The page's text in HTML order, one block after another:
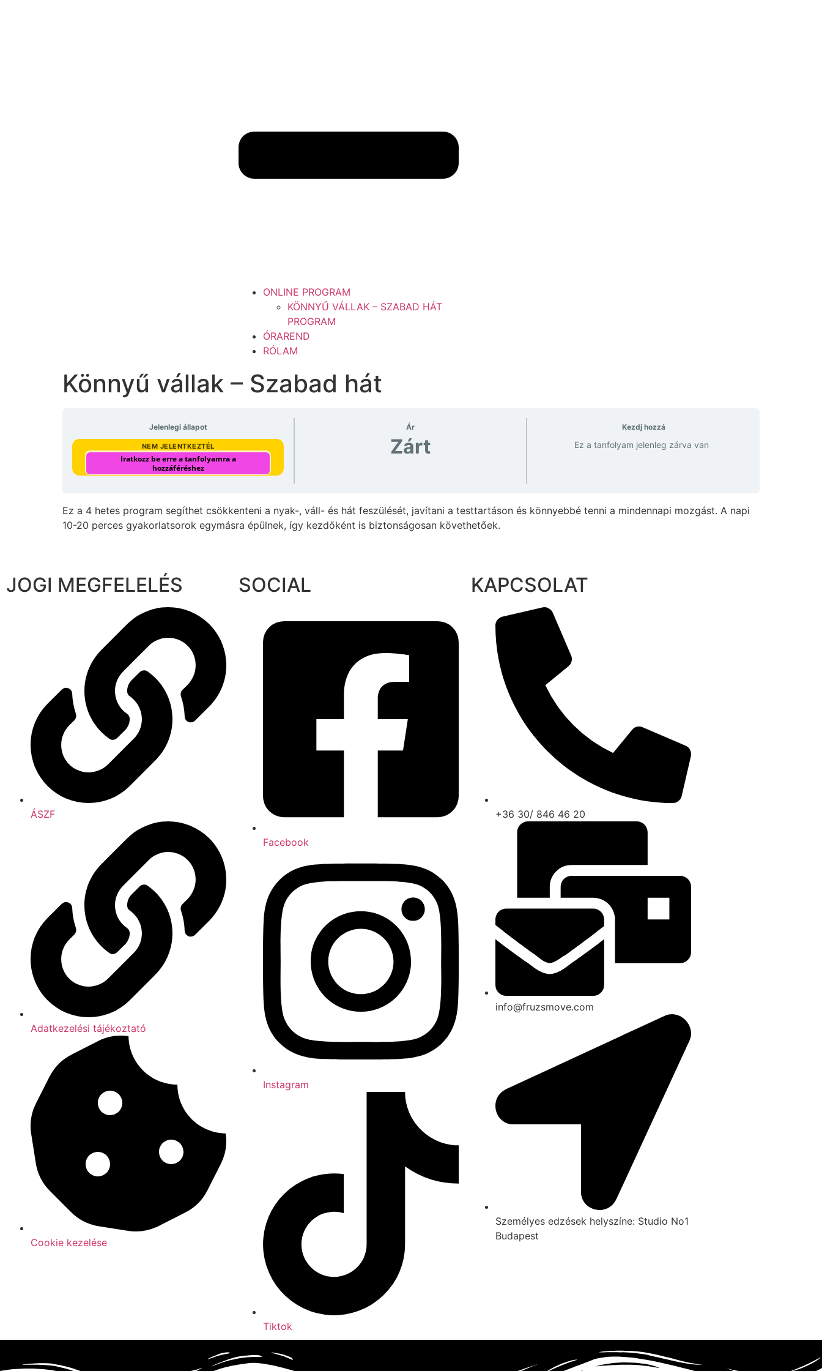
ONLINE PROGRAM
KÖNNYŰ VÁLLAK – SZABAD HÁT
PROGRAM
ÓRAREND
RÓLAM
Könnyű vállak – Szabad hát
Jelenlegi állapot
NEM JELENTKEZTÉL
Iratkozz be erre a tanfolyamra a
hozzáféréshez
Ár
Zárt
Kezdj hozzá
Ez a tanfolyam jelenleg zárva van
Ez a 4 hetes program segíthet csökkenteni a nyak-, váll- és hát feszülését, javítani a testtartáson és könnyebbé tenni a mindennapi mozgást. A napi
10-20 perces gyakorlatsorok egymásra épülnek, így kezdőként is biztonságosan követhetőek.
JOGI MEGFELELÉS
ÁSZF
Adatkezelési tájékoztató
Cookie kezelése
SOCIAL
Facebook
Instagram
Tiktok
KAPCSOLAT
+36 30/ 846 46 20
info@fruzsmove.com
Személyes edzések helyszíne: Studio No1
Budapest